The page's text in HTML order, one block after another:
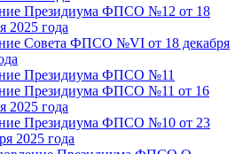
Президиума ФПСО №12 от 18
2025 года
Совета ФПСО №VI от 18 декабря
Президиума ФПСО №11
Президиума ФПСО №11 от 16
2025 года
Президиума ФПСО №10 от 23
2025 года